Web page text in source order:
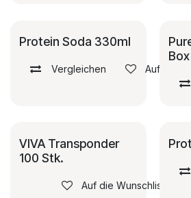
Protein Soda 330ml
Vergleichen Auf die
Box
VIVA Transponder
100 Stk.
Auf die Wunschliste